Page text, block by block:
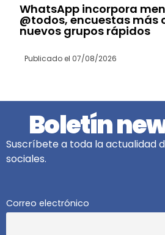
WhatsApp incorpora
@todos, encuestas más
nuevos grupos rápidos
Publicado el 07/08/2026
Boletín
Suscríbete a toda la actualidad
sociales.
Correo electrónico